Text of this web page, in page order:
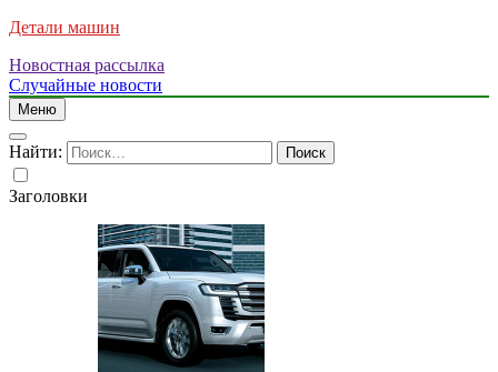
Детали машин
Новостная рассылка
Случайные новости
Меню
Найти:
Заголовки